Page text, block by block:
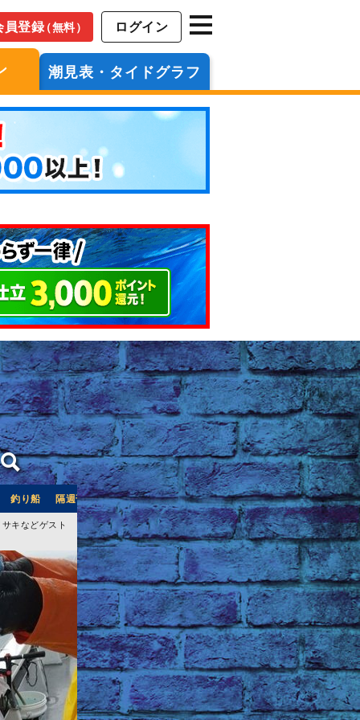
員登録（無料） ログイン
潮見表・タイドグラフ
釣り船 隔週刊つり情報 釣り船予約サイト「釣割」
キなどゲスト